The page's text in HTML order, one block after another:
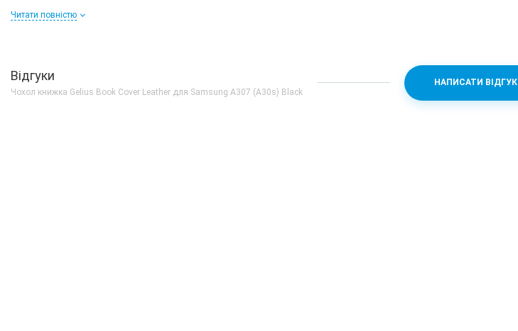
Читати повністю
Відгуки
Чохол книжка Gelius Book Cover Leather для Samsung A307 (A30s) Black
НАПИСАТИ ВІДГУК
White (SM-A307FZWV)
0 грн